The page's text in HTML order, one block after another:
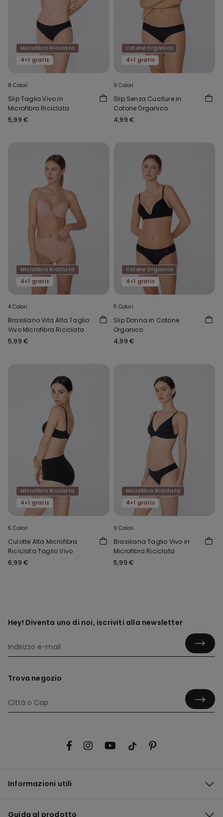
Microfibra Riciclata
4+1 gratis
8 Colori
Slip Taglio Vivo in
Microfibra Riciclata
5,99 €
Cotone Organico
4+1 gratis
9 Colori
Slip Senza Cuciture in
Cotone Organico
4,99 €
Microfibra Riciclata
4+1 gratis
4 Colori
Brasiliano Vita Alta Taglio
Vivo Microfibra Riciclata
5,99 €
Cotone Organico
4+1 gratis
11 Colori
Slip Donna in Cotone
Organico
4,99 €
Microfibra Riciclata
4+1 gratis
5 Colori
Culotte Alta Microfibra
Riciclata Taglio Vivo
6,99 €
Microfibra Riciclata
4+1 gratis
9 Colori
Brasiliana Taglio Vivo in
Microfibra Riciclata
5,99 €
Hey! Diventa uno di noi, iscriviti alla newsletter
Trova negozio
Informazioni utili
Guida al prodotto